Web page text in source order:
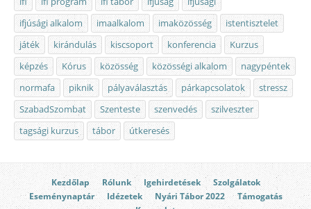
ifjúsági alkalom
imaalkalom imaközösség
istentisztelet
játék
kirándulás kiscsoport konferencia
Kurzus
képzés
Kórus közösség közösségi alkalom
nagypéntek
normafa
piknik pályaválasztás párkapcsolatok
stressz
SzabadSzombat
Szenteste szenvedés
szilveszter
tagsági kurzus
tábor útkeresés
Kezdőlap Rólunk Igehirdetések
Szolgálatok
Eseménynaptár
Idézetek Nyári Tábor 2022
Támogatás